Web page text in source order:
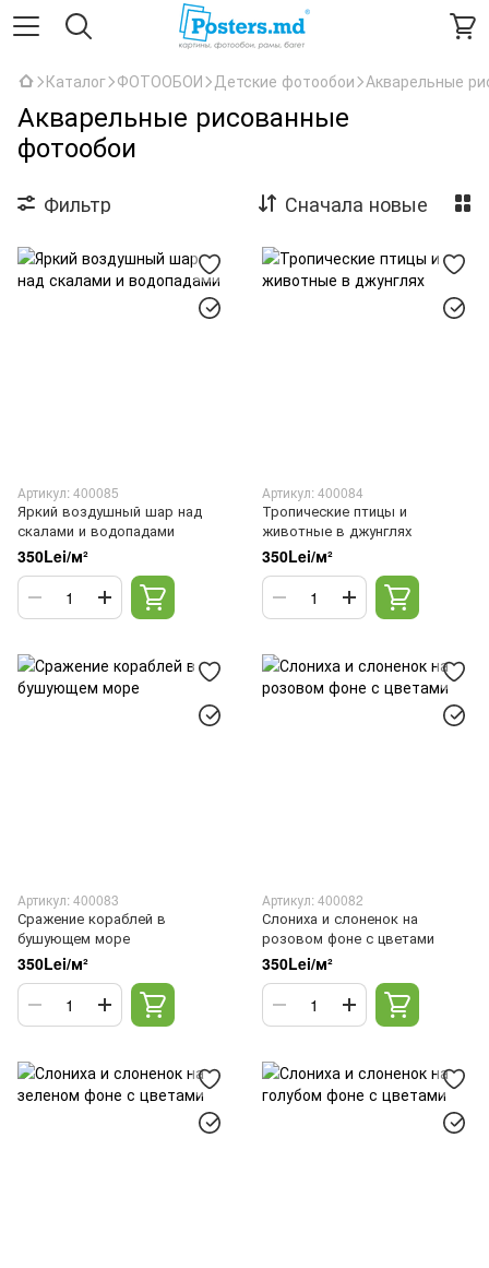
Каталог ФОТООБОИ Детские фотообои Акварельные
Акварельные рисованные
фотообои
Фильтр Сначала новые
Артикул: 400085
Яркий воздушный шар над
скалами и водопадами
350Lei/м²
Артикул: 400084
Тропические птицы и
животные в джунглях
350Lei/м²
Артикул: 400083
Сражение кораблей в
бушующем море
350Lei/м²
Артикул: 400082
Слониха и слоненок на
розовом фоне с цветами
350Lei/м²